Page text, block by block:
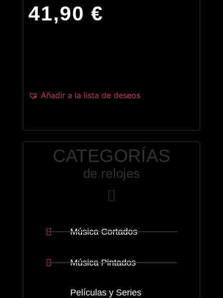
41,90 €
Añadir a la lista de deseos
CATEGORÍAS
de relojes
Música Cortados
Música Pintados
Películas y Series